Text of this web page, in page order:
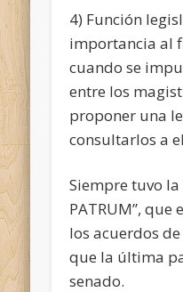
4) Función
importancia al
cuando se
entre los
proponer una
consultarlos a
Siempre tuvo la
PATRUM”,
los acuerdos
que la última
senado.